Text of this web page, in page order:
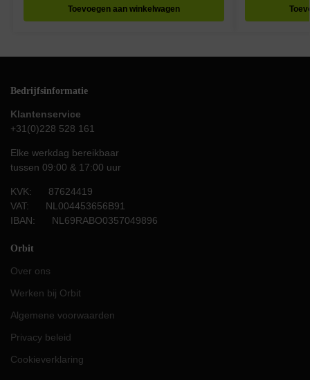
Toevoegen aan winkelwagen
Bedrijfsinformatie
Klantenservice
+31(0)228 528 161
Elke werkdag bereikbaar
tussen 09:00 & 17:00 uur
KVK: 87624419
VAT: NL004453656B91
IBAN: NL69RABO0357049896
Orbit
Over ons
Werken bij Orbit
Algemene voorwaarden
Privacy beleid
Cookieverklaring